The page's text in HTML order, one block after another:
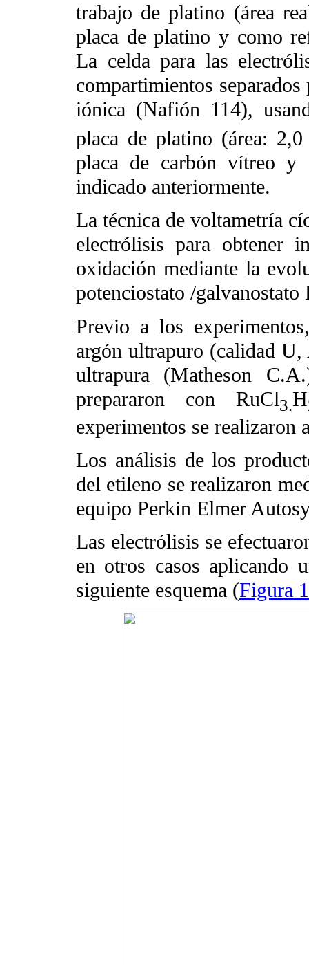
trabajo de platino (área
placa de platino y como
La celda para las
compartimientos
iónica (Nafión 114),
placa de platino (área:
placa de carbón vítreo y
indicado anteriormente.
La técnica de voltametría
electrólisis para obtener
oxidación mediante la
potenciostato /
Previo a los
argón ultrapuro (calidad
ultrapura (Matheson
prepararon con RuCl3.H
experimentos se realizaron
Los análisis de los
del etileno se realizaron
equipo Perkin Elmer
Las electrólisis se
en otros casos aplicando
siguiente esquema (Figura 1